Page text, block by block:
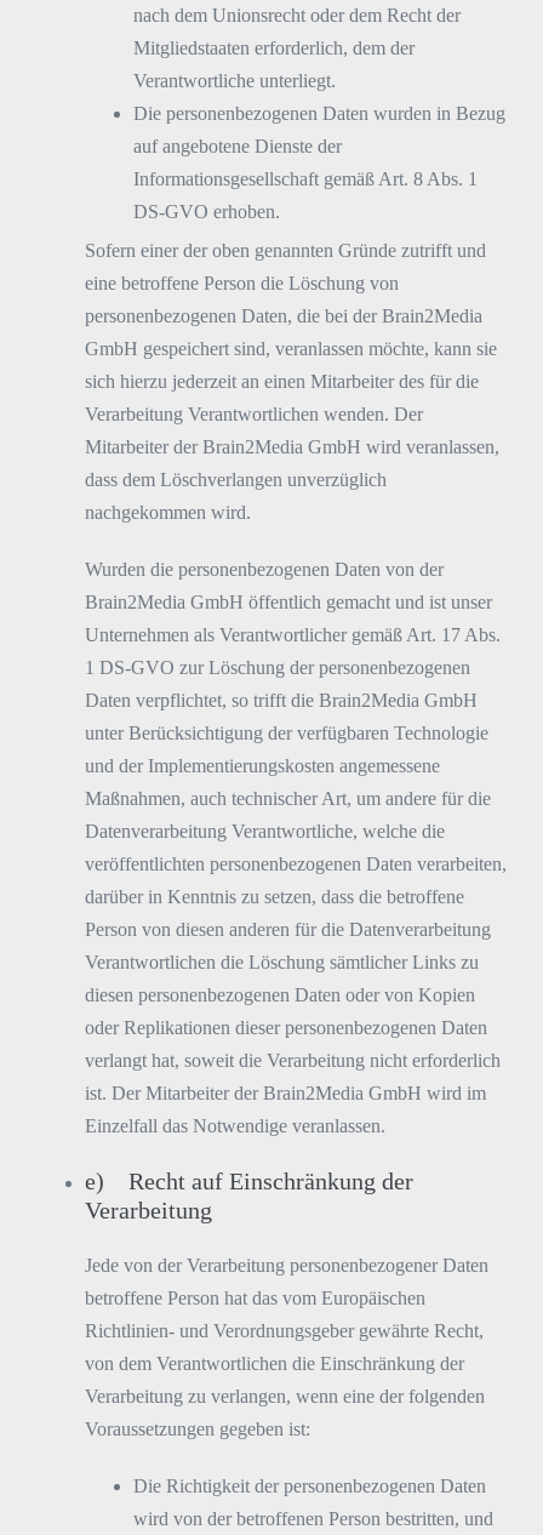
nach dem Unionsrecht oder dem Recht der
Mitgliedstaaten erforderlich, dem der
Verantwortliche unterliegt.
Die personenbezogenen Daten wurden in Bezug
auf angebotene Dienste der
Informationsgesellschaft gemäß Art. 8 Abs. 1
DS-GVO erhoben.
Sofern einer der oben genannten Gründe zutrifft und
eine betroffene Person die Löschung von
personenbezogenen Daten, die bei der Brain2Media
GmbH gespeichert sind, veranlassen möchte, kann sie
sich hierzu jederzeit an einen Mitarbeiter des für die
Verarbeitung Verantwortlichen wenden. Der
Mitarbeiter der Brain2Media GmbH wird veranlassen,
dass dem Löschverlangen unverzüglich
nachgekommen wird.
Wurden die personenbezogenen Daten von der
Brain2Media GmbH öffentlich gemacht und ist unser
Unternehmen als Verantwortlicher gemäß Art. 17 Abs.
1 DS-GVO zur Löschung der personenbezogenen
Daten verpflichtet, so trifft die Brain2Media GmbH
unter Berücksichtigung der verfügbaren Technologie
und der Implementierungskosten angemessene
Maßnahmen, auch technischer Art, um andere für die
Datenverarbeitung Verantwortliche, welche die
veröffentlichten personenbezogenen Daten verarbeiten,
darüber in Kenntnis zu setzen, dass die betroffene
Person von diesen anderen für die Datenverarbeitung
Verantwortlichen die Löschung sämtlicher Links zu
diesen personenbezogenen Daten oder von Kopien
oder Replikationen dieser personenbezogenen Daten
verlangt hat, soweit die Verarbeitung nicht erforderlich
ist. Der Mitarbeiter der Brain2Media GmbH wird im
Einzelfall das Notwendige veranlassen.
e) Recht auf Einschränkung der
Verarbeitung
Jede von der Verarbeitung personenbezogener Daten
betroffene Person hat das vom Europäischen
Richtlinien- und Verordnungsgeber gewährte Recht,
von dem Verantwortlichen die Einschränkung der
Verarbeitung zu verlangen, wenn eine der folgenden
Voraussetzungen gegeben ist:
Die Richtigkeit der personenbezogenen Daten
wird von der betroffenen Person bestritten, und